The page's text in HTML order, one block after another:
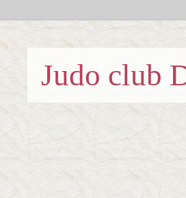
Judo club